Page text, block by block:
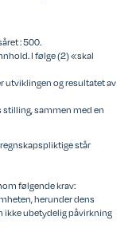
: 500.
I følge (2) «skal
utviklingen og resultatet av
sammen med en
står
følgende krav:
herunder dens
ikke ubetydelig påvirkning